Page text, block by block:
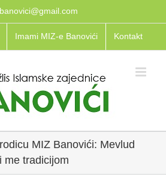
Imami MIZ-e Banovići Kontakt
MIZ Banovići: Mevlud
me tradicijom